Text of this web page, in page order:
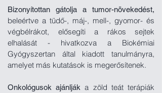
Bizonyítottan gátolja a tumor-növekedést,
beleértve a tüdő-, máj-, mell-, gyomor- és
végbélrákot, elősegíti a rákos sejtek
elhalását - hivatkozva a Biokémiai
Gyógyszertan által kiadott tanulmányra,
amelyet más kutatások is megerősítenek.
Onkológusok ajánlják a zöld teát terápiák